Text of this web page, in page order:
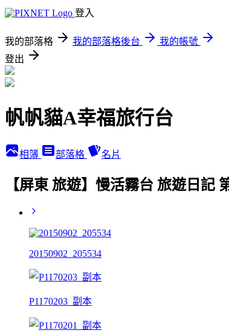
登入
我的部落格 我的部落格後台
我的帳號
登出
帆帆貓A幸福旅行台
相簿 部落格 名片
【屏東 旅遊】慢活霧台 旅遊日記
20150902_205534
P1170203_副本